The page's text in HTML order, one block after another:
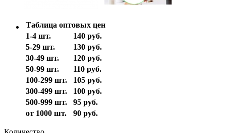
Таблица оптовых цен
1-4 шт.
140 руб.
5-29 шт.
130 руб.
30-49 шт.
120 руб.
50-99 шт.
110 руб.
100-299 шт.
105 руб.
300-499 шт.
100 руб.
500-999 шт.
95 руб.
от 1000 шт.
90 руб.